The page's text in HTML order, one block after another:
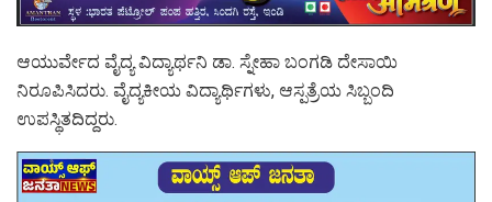
ಆಯುರ್ವೇದ ವೈದ್ಯ ವಿದ್ಯಾರ್ಥನಿ ಡಾ. ಸ್ನೇಹಾ ಬಂಗಡಿ ದೇಸಾಯಿ
ನಿರೂಪಿಸಿದರು. ವೈದ್ಯಕೀಯ ವಿದ್ಯಾರ್ಥಿಗಳು, ಆಸ್ಪತ್ರೆಯ ಸಿಬ್ಬಂದಿ
ಉಪಸ್ಥಿತದಿದ್ದರು.